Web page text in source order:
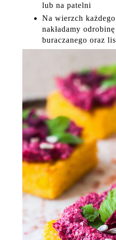
lub na patelni
Na wierzch
nakładamy
buraczanego oraz